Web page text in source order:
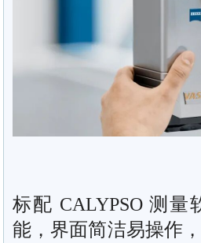
标配 CALYPSO 测量
能，界面简洁易操作